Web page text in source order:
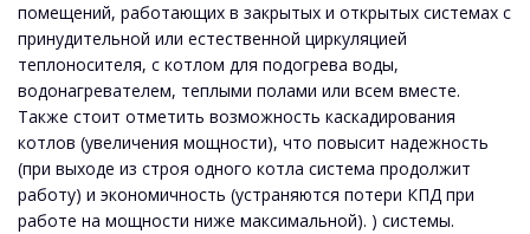
помещений, работающих в закрытых и открытых системах с
принудительной или естественной циркуляцией
теплоносителя, с котлом для подогрева воды,
водонагревателем, теплыми полами или всем вместе.
Также стоит отметить возможность каскадирования
котлов (увеличения мощности), что повысит надежность
(при выходе из строя одного котла система продолжит
работу) и экономичность (устраняются потери КПД при
работе на мощности ниже максимальной). ) системы.